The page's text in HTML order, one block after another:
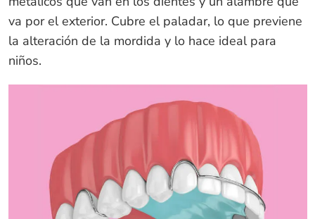
va por el exterior. Cubre el paladar, lo que previene
la alteración de la mordida y lo hace ideal para
niños.